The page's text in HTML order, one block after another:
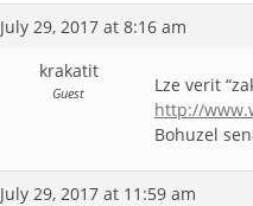
July 29, 2017 at 8:16 am
krakatit
Guest
Lze verit
http://
Bohuzel
July 29, 2017 at 11:59 am